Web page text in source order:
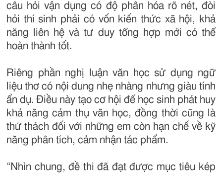
câu hỏi vận dụng có độ phân hóa rõ nét, đòi
hỏi thí sinh phải có vốn kiến thức xã hội, khả
năng liên hệ và tư duy tổng hợp mới có thể
hoàn thành tốt.
Riêng phần nghị luận văn học sử dụng ngữ
liệu thơ có nội dung nhẹ nhàng nhưng giàu tính
ẩn dụ. Điều này tạo cơ hội để học sinh phát huy
khả năng cảm thụ văn học, đồng thời cũng là
thử thách đối với những em còn hạn chế về kỹ
năng phân tích, cảm nhận tác phẩm.
“Nhìn chung, đề thi đã đạt được mục tiêu kép